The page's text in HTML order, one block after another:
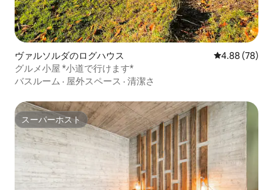
ヴァルソルダのログハウス レビュー78
4.88 (78)
グルメ小屋 *小道で行けます*
バスルーム · 屋外スペース · 清潔さ
スーパーホスト
スーパーホスト